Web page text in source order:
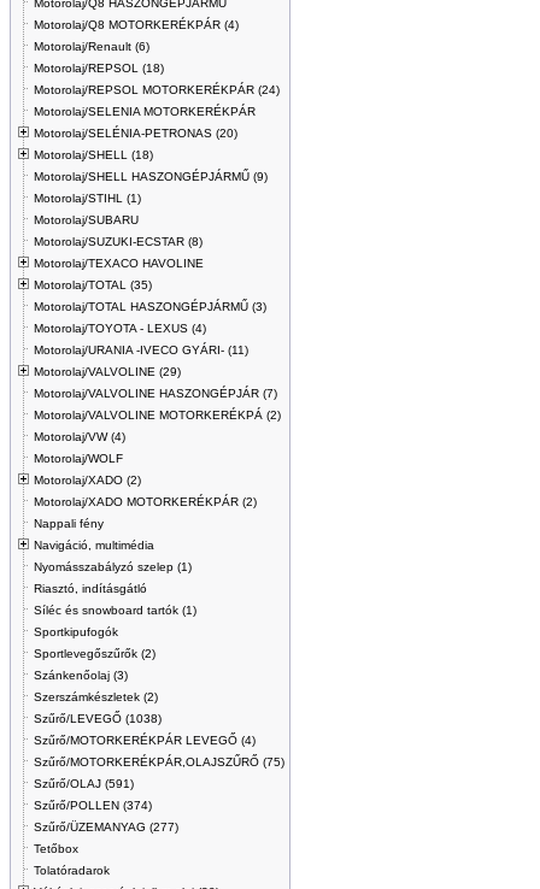
Motorolaj/Q8 HASZONGÉPJÁRMŰ
Motorolaj/Q8 MOTORKERÉKPÁR (4)
Motorolaj/Renault (6)
Motorolaj/REPSOL (18)
Motorolaj/REPSOL MOTORKERÉKPÁR (24)
Motorolaj/SELENIA MOTORKERÉKPÁR
Motorolaj/SELÉNIA-PETRONAS (20)
Motorolaj/SHELL (18)
Motorolaj/SHELL HASZONGÉPJÁRMŰ (9)
Motorolaj/STIHL (1)
Motorolaj/SUBARU
Motorolaj/SUZUKI-ECSTAR (8)
Motorolaj/TEXACO HAVOLINE
Motorolaj/TOTAL (35)
Motorolaj/TOTAL HASZONGÉPJÁRMŰ (3)
Motorolaj/TOYOTA - LEXUS (4)
Motorolaj/URANIA -IVECO GYÁRI- (11)
Motorolaj/VALVOLINE (29)
Motorolaj/VALVOLINE HASZONGÉPJÁR (7)
Motorolaj/VALVOLINE MOTORKERÉKPÁ (2)
Motorolaj/VW (4)
Motorolaj/WOLF
Motorolaj/XADO (2)
Motorolaj/XADO MOTORKERÉKPÁR (2)
Nappali fény
Navigáció, multimédia
Nyomásszabályzó szelep (1)
Riasztó, indításgátló
Síléc és snowboard tartók (1)
Sportkipufogók
Sportlevegőszűrők (2)
Szánkenőolaj (3)
Szerszámkészletek (2)
Szűrő/LEVEGŐ (1038)
Szűrő/MOTORKERÉKPÁR LEVEGŐ (4)
Szűrő/MOTORKERÉKPÁR,OLAJSZŰRŐ (75)
Szűrő/OLAJ (591)
Szűrő/POLLEN (374)
Szűrő/ÜZEMANYAG (277)
Tetőbox
Tolatóradarok